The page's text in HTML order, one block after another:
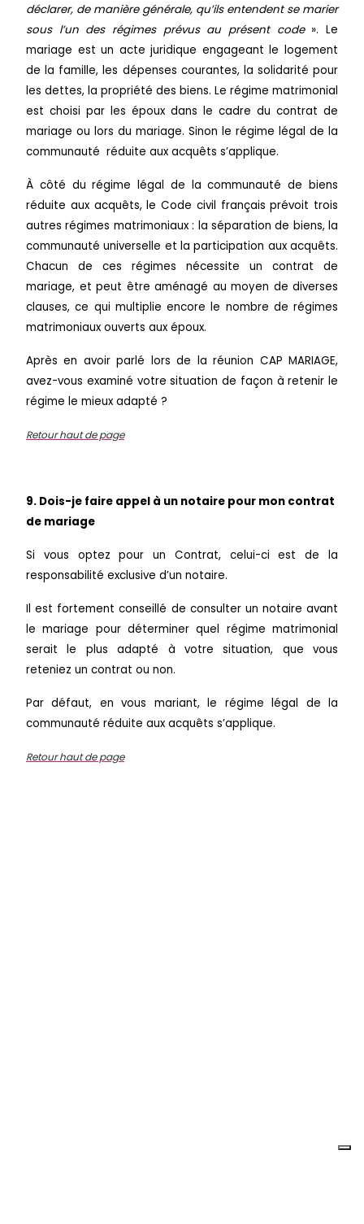
déclarer, de manière générale, qu’ils entendent se marier
sous l’un des régimes prévus au présent code». Le
mariage est un acte juridique engageant le logement
de la famille, les dépenses courantes, la solidarité pour
les dettes, la propriété des biens. Le régime matrimonial
est choisi par les époux dans le cadre du contrat de
mariage ou lors du mariage. Sinon le régime légal de la
communauté réduite aux acquêts s’applique.
À côté du régime légal de la communauté de biens
réduite aux acquêts, le Code civil français prévoit trois
autres régimes matrimoniaux : la séparation de biens, la
communauté universelle et la participation aux acquêts.
Chacun de ces régimes nécessite un contrat de
mariage, et peut être aménagé au moyen de diverses
clauses, ce qui multiplie encore le nombre de régimes
matrimoniaux ouverts aux époux.
Après en avoir parlé lors de la réunion CAP MARIAGE,
avez-vous examiné votre situation de façon à retenir le
régime le mieux adapté ?
Retour haut de page
9. Dois-je faire appel à un notaire pour mon contrat
de mariage
Si vous optez pour un Contrat, celui-ci est de la
responsabilité exclusive d’un notaire.
Il est fortement conseillé de consulter un notaire avant
le mariage pour déterminer quel régime matrimonial
serait le plus adapté à votre situation, que vous
reteniez un contrat ou non.
Par défaut, en vous mariant, le régime légal de la
communauté réduite aux acquêts s’applique.
Retour haut de page